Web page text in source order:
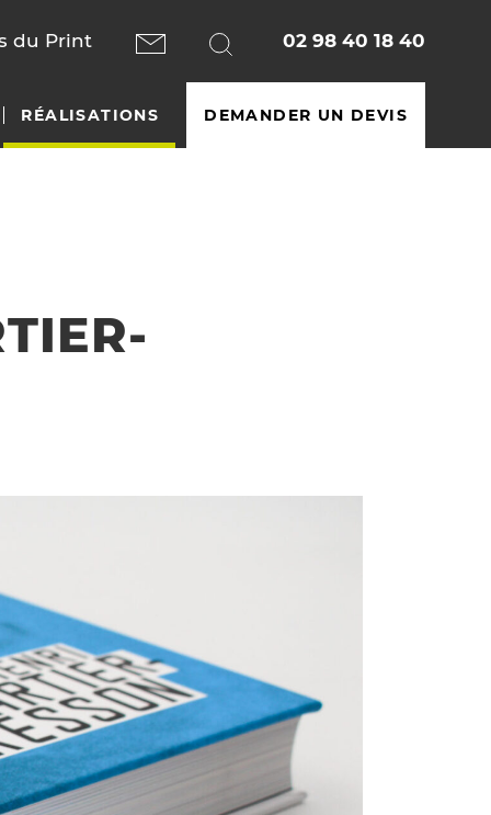
du Print 02 98 40 18 40
RÉALISATIONS DEMANDER UN DEVIS